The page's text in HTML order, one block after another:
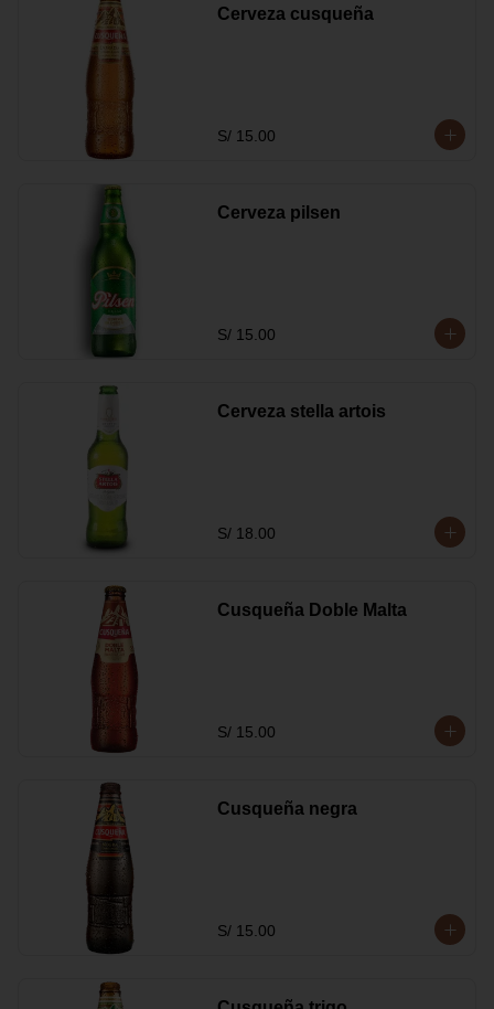
Cerveza cusqueña
S/ 15.00
Cerveza pilsen
S/ 15.00
Cerveza stella artois
S/ 18.00
Cusqueña Doble Malta
S/ 15.00
Cusqueña negra
S/ 15.00